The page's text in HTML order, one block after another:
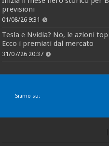
previsioni
01/08/26 9:31
Tesla e Nvidia? No, le azioni
Ecco i premiati dal mercato
31/07/26 20:37
Siamo su: